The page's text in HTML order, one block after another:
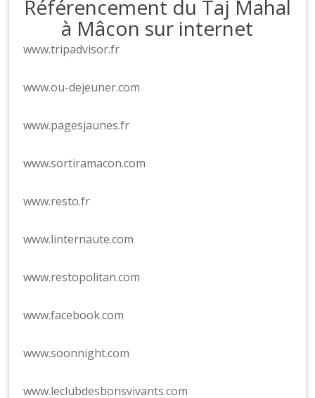
Référencement du Taj Mahal
à Mâcon sur internet
www.tripadvisor.fr
www.ou-dejeuner.com
www.pagesjaunes.fr
www.sortiramacon.com
www.resto.fr
www.linternaute.com
www.restopolitan.com
www.facebook.com
www.soonnight.com
www.leclubdesbonsvivants.com